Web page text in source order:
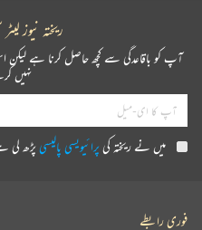
ریختہ نیوز
آپ کو باقاعدگی سے کچھ حاصل کرنا ہے
نہیں
میں نے ریختہ کیپرائیویسی پالیسیپڑھ لی
فوری رابطے